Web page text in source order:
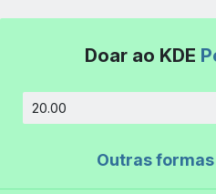
Doar ao KDE
Outras